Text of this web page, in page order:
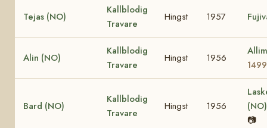
Tejas (NO)
Kallblodig
Travare
Hingst 1957
Alin (NO)
Kallblodig
Travare
Hingst 1956
1499
Bard (NO)
Kallblodig
Travare
Hingst 1956
📷